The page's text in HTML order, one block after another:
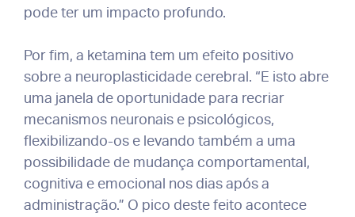
pode ter um impacto profundo.
Por fim, a ketamina tem um efeito positivo
sobre a neuroplasticidade cerebral. “E isto abre
uma janela de oportunidade para recriar
mecanismos neuronais e psicológicos,
flexibilizando-os e levando também a uma
possibilidade de mudança comportamental,
cognitiva e emocional nos dias após a
administração.” O pico deste feito acontece